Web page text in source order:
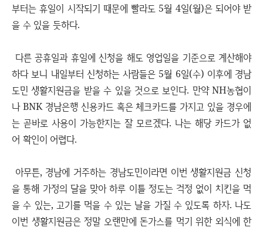
부터는 휴일이 시작되기 때문에 빨라도 5월 4일(월)은 되어야 받
을 수 있을 듯하다.
다른 공휴일과 휴일에 신청을 해도 영업일을 기준으로 계산해야
하다 보니 내일부터 신청하는 사람들은 5월 6일(수) 이후에 경남
도민 생활지원금을 받을 수 있을 것으로 보인다. 만약 NH농협이
나 BNK 경남은행 신용카드 혹은 체크카드를 가지고 있을 경우에
는 곧바로 사용이 가능한지는 잘 모르겠다. 나는 해당 카드가 없
어 확인이 어렵다.
아무튼, 경남에 거주하는 경남도민이라면 이번 생활지원금 신청
을 통해 가정의 달을 맞아 하루 이틀 정도는 걱정 없이 치킨을 먹
을 수 있는, 고기를 먹을 수 있는 날을 가질 수 있도록 하자. 나도
이번 생활지원금은 정말 오랜만에 돈가스를 먹기 위한 외식에 한